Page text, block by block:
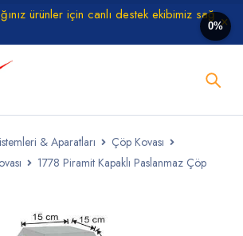
ürünler için canlı destek ekibimiz sağ
& Aparatları
Çöp Kovası
1778 Piramit Kapaklı Paslanmaz Çöp
0%